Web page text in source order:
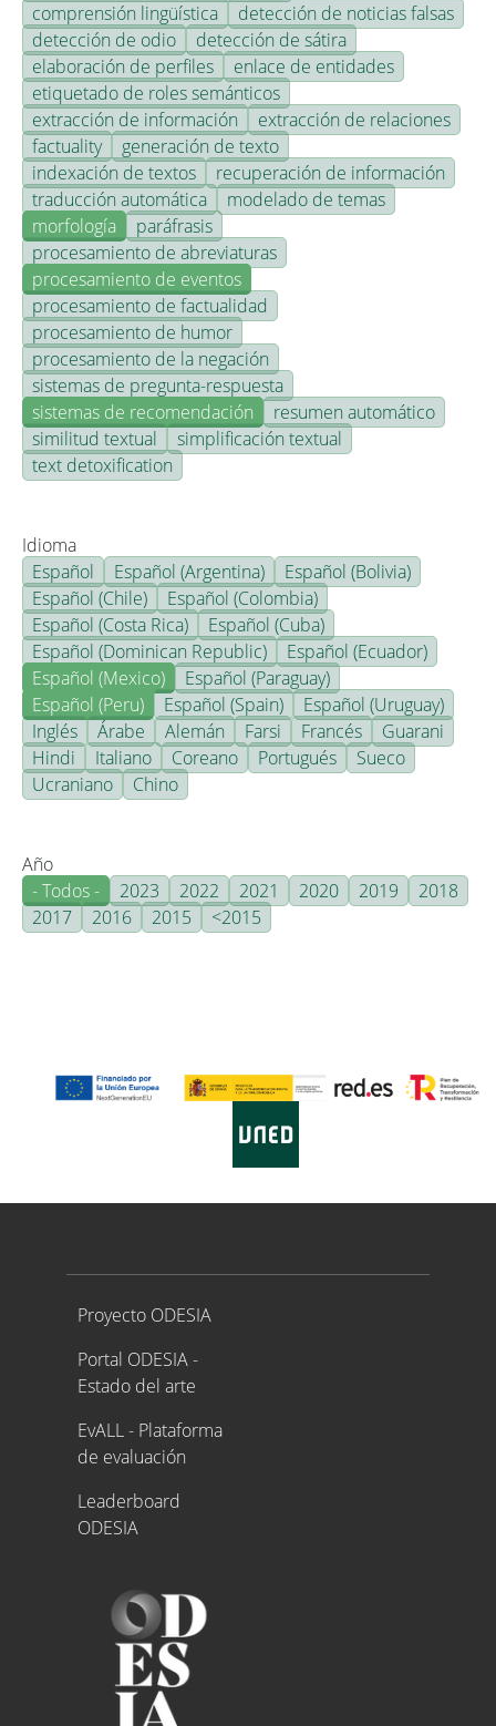
comprensión lingüística
detección de noticias falsas
detección de odio
detección de sátira
elaboración de perfiles
enlace de entidades
etiquetado de roles semánticos
extracción de información
extracción de relaciones
factuality
generación de texto
indexación de textos
recuperación de información
traducción automática
modelado de temas
morfología
paráfrasis
procesamiento de abreviaturas
procesamiento de eventos
procesamiento de factualidad
procesamiento de humor
procesamiento de la negación
sistemas de pregunta-respuesta
sistemas de recomendación
resumen automático
similitud textual
simplificación textual
text detoxification
Idioma
Español
Español (Argentina)
Español (Bolivia)
Español (Chile)
Español (Colombia)
Español (Costa Rica)
Español (Cuba)
Español (Dominican Republic)
Español (Ecuador)
Español (Mexico)
Español (Paraguay)
Español (Peru)
Español (Spain)
Español (Uruguay)
Inglés
Árabe Alemán Farsi Francés
Guarani
Hindi
Italiano Coreano Portugués
Sueco
Ucraniano
Chino
Año
- Todos -
2023 2022 2021 2020 2019
2018
2017
2016 2015 <2015
Proyecto ODESIA
Proyecto ODESIA
Portal ODESIA -
Estado del arte
EvALL - Plataforma
de evaluación
Leaderboard
ODESIA